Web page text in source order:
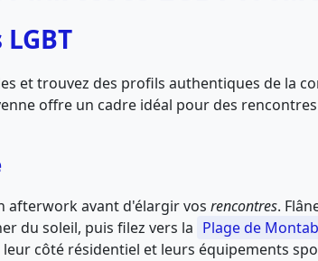
et trouvez des profils authentiques de la
offre un cadre idéal pour des
afterwork avant d'élargir vos rencontres.
du soleil, puis filez vers la Plage de
côté résidentiel et leurs équipements